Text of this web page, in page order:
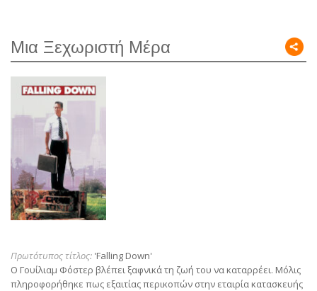
Μια Ξεχωριστή Μέρα
Πρωτότυπος τίτλος: 'Falling Down'
Ο Γουίλιαμ Φόστερ βλέπει ξαφνικά τη ζωή του να καταρρέει. Μόλις
πληροφορήθηκε πως εξαιτίας περικοπών στην εταιρία κατασκευής